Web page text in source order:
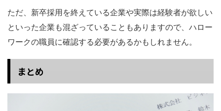
ただ、新卒採用を終えている企業や実際は経験者が欲しい
といった企業も混ざっていることもありますので、ハロー
ワークの職員に確認する必要があるかもしれません。
まとめ